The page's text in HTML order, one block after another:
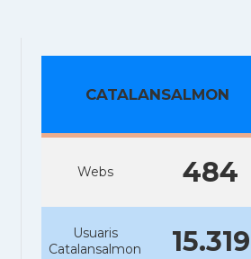
CATALANSALMON
Webs 484
Usuaris
Catalansalmon
15.319